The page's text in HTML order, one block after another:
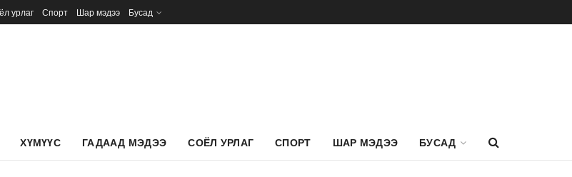
урлаг Спорт Шар мэдээ Бусад
ХҮМҮҮС ГАДААД МЭДЭЭ СОЁЛ УРЛАГ СПОРТ ШАР МЭДЭЭ БУСАД